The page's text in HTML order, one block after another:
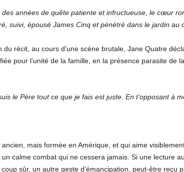
années de quête patiente et infructueuse, le cœur
suivi, épousé James Cinq et pénétré dans le jardin au
récit, au cours d’une scène brutale, Jane Quatre
pour l’unité de la famille, en la présence parasite de la
le Père tout ce que je fais est juste. En t’opposant à
mais formée en Amérique, et qui aime
calme combat qui ne cessera jamais. Si une lecture
sûr, un autre geste d’émancipation, peut-être reçu